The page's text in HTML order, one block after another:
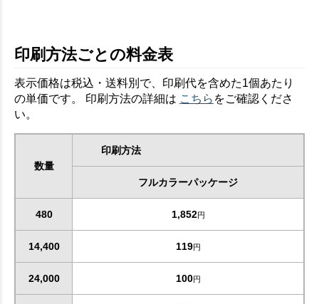
印刷方法ごとの料金表
表示価格は税込・送料別で、印刷代を含めた1個あたり
の単価です。 印刷方法の詳細は こちら をご確認くださ
い。
数量
印刷方法
フルカラーパッケージ
480 1,852円
14,400 119円
24,000 100円